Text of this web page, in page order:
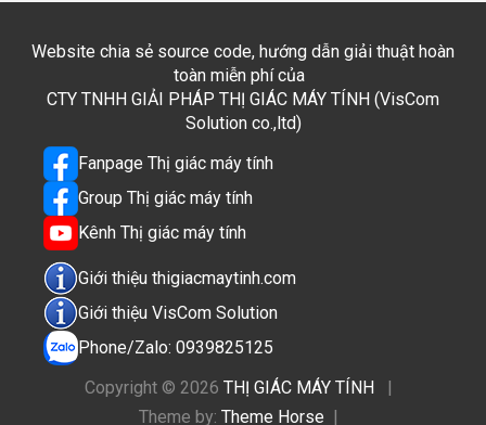
Website chia sẻ source code, hướng dẫn giải thuật hoàn
toàn miễn phí của
CTY TNHH GIẢI PHÁP THỊ GIÁC MÁY TÍNH (VisCom
Solution co.,ltd)
Fanpage Thị giác máy tính
Group Thị giác máy tính
Kênh Thị giác máy tính
Giới thiệu thigiacmaytinh.com
Giới thiệu VisCom Solution
Phone/Zalo: 0939825125
Copyright © 2026 THỊ GIÁC MÁY TÍNH
Theme by: Theme Horse